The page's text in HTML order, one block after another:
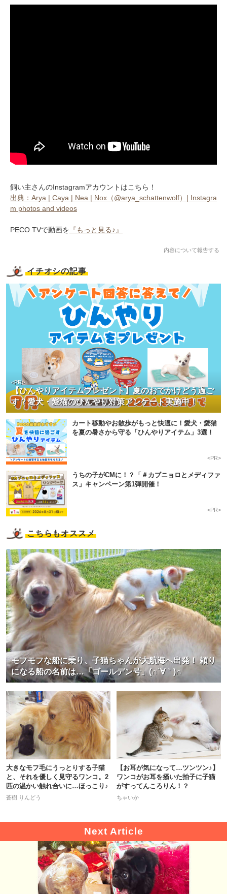
飼い主さんのInstagramアカウントはこちら！
出典：Arya | Caya | Nea | Nox（@arya_schattenwolf）| Instagra
m photos and videos
PECO TVで動画を 『もっと見る♪』
内容について報告する
イチオシの記事
【ひんやりアイテムプレゼント】夏のおでかけどう過ご
す？愛犬・愛猫のひんやり対策アンケート実施中！
<PR>
カート移動やお散歩がもっと快適に！愛犬・愛猫
を夏の暑さから守る「ひんやりアイテム」3選！
<PR>
うちの子がCMに！？「＃カブニョロとメディファ
ス」キャンペーン第1弾開催！
<PR>
こちらもオススメ
モフモフな船に乗り、子猫ちゃんが大航海へ出発！ 頼り
になる船の名前は…「ゴールデン号」(∩´∀｀)∩
大きなモフ毛にうっとりする子猫
と、それを優しく見守るワンコ。2
匹の温かい触れ合いに…ほっこり♪
蒼樹 りんどう
【お耳が気になって…ツンツン♪】
ワンコがお耳を掻いた拍子に子猫
がすってんころりん！？
ちゃいか